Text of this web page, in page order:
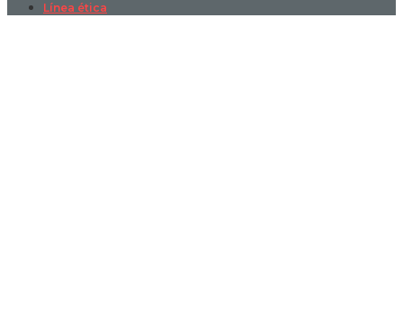
Línea ética